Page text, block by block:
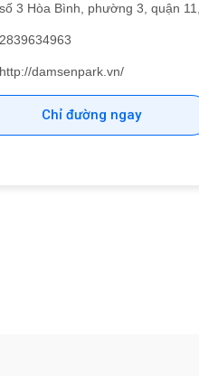
3 Hòa Bình, phường 3, quận
damsenpark.vn/
Chỉ đường ngay